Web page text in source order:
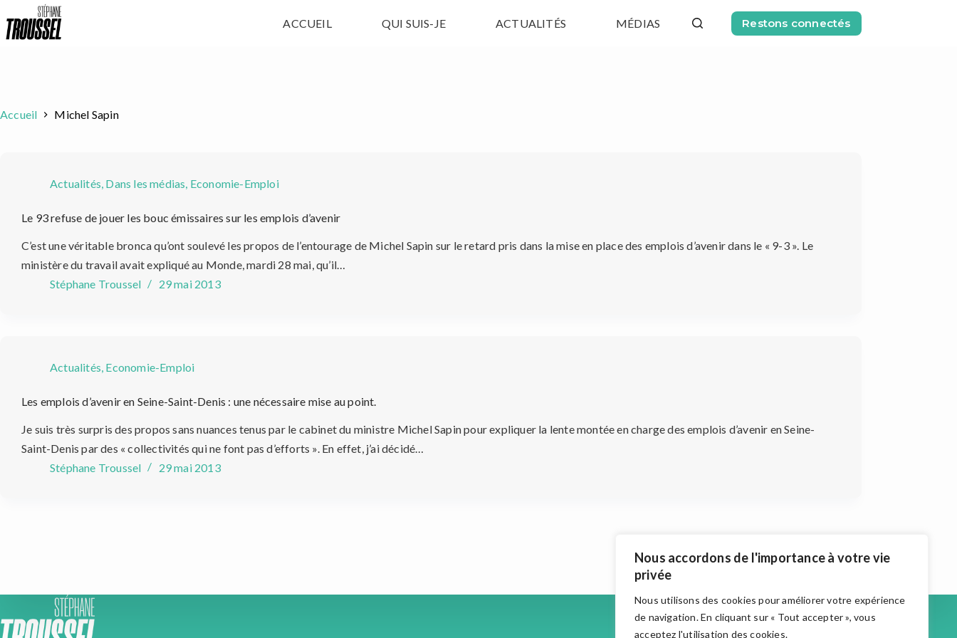
Nous accordons de l'importance à votre vie
privée
Nous utilisons des cookies pour améliorer votre expérience
de navigation. En cliquant sur « Tout accepter », vous
acceptez l'utilisation des cookies.
au
ACCUEIL QUI SUIS-JE ACTUALITÉS MÉDIAS Restons connectés
Accueil Michel Sapin
Actualités, Dans les médias, Economie-Emploi
Le 93 refuse de jouer les bouc émissaires sur les emplois d’avenir
C’est une véritable bronca qu’ont soulevé les propos de l’entourage de Michel Sapin sur le retard pris dans la mise en place des emplois d’avenir dans le « 9-3 ». Le
ministère du travail avait expliqué au Monde, mardi 28 mai, qu’il…
Stéphane Troussel
29 mai 2013
Actualités, Economie-Emploi
Les emplois d’avenir en Seine-Saint-Denis : une nécessaire mise au point.
Je suis très surpris des propos sans nuances tenus par le cabinet du ministre Michel Sapin pour expliquer la lente montée en charge des emplois d’avenir en Seine-
Saint-Denis par des « collectivités qui ne font pas d’efforts ». En effet, j’ai décidé…
Stéphane Troussel
29 mai 2013
Accueil
Actualités